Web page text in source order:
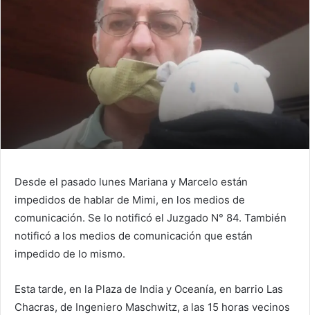
Desde el pasado lunes Mariana y Marcelo están
impedidos de hablar de Mimi, en los medios de
comunicación. Se lo notificó el Juzgado N° 84. También
notificó a los medios de comunicación que están
impedido de lo mismo.
Esta tarde, en la Plaza de India y Oceanía, en barrio Las
Chacras, de Ingeniero Maschwitz, a las 15 horas vecinos